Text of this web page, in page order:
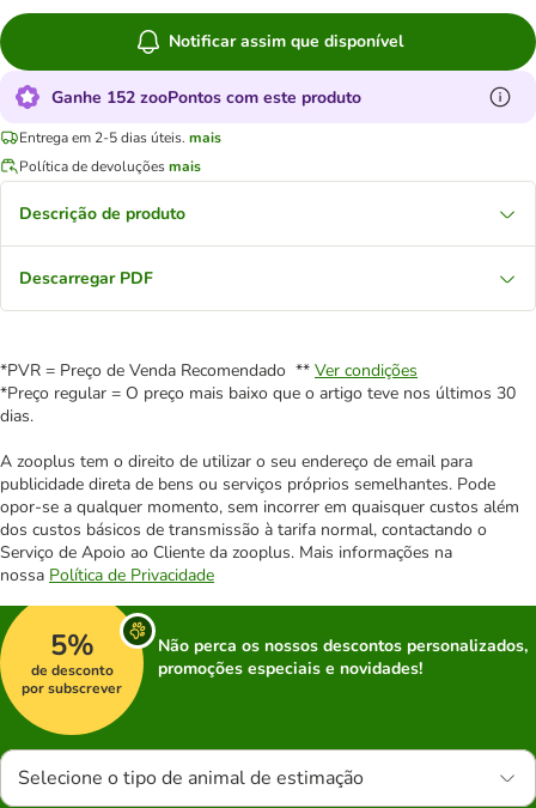
Notificar assim que disponível
Ganhe 152 zooPontos com este produto
Entrega em 2-5 dias úteis. mais
Política de devoluçõesmais
Descrição de produto
Descarregar PDF
*PVR = Preço de Venda Recomendado ** Ver condições
*Preço regular = O preço mais baixo que o artigo teve nos últimos 30
dias.
A zooplus tem o direito de utilizar o seu endereço de email para
publicidade direta de bens ou serviços próprios semelhantes. Pode
opor-se a qualquer momento, sem incorrer em quaisquer custos além
dos custos básicos de transmissão à tarifa normal, contactando o
Serviço de Apoio ao Cliente da zooplus. Mais informações na
nossa Política de Privacidade
5%
de desconto
por subscrever
Não perca os nossos descontos personalizados,
promoções especiais e novidades!
Selecione o tipo de animal de estimação